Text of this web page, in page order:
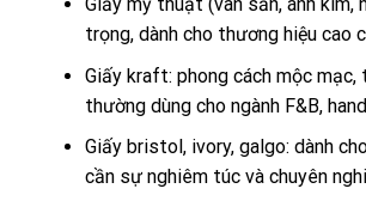
trọng, dành cho thương hiệu cao
Giấy kraft: phong cách mộc mạc,
thường dùng cho ngành F&B,
Giấy bristol, ivory, galgo: dành
cần sự nghiêm túc và chuyên